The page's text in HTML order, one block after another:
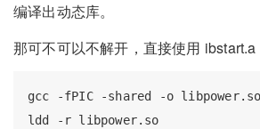
编译出动态库。
那可不可以不解开，直接使用 ibstart.a
gcc -fPIC -shared -o
ldd -r libpower.so